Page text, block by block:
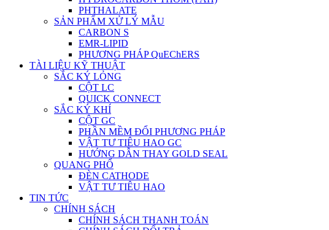
PHTHALATE
SẢN PHẨM XỬ LÝ MẪU
CARBON S
EMR-LIPID
PHƯƠNG PHÁP QuEChERS
TÀI LIỆU KỸ THUẬT
SẮC KÝ LỎNG
CỘT LC
QUICK CONNECT
SẮC KÝ KHÍ
CỘT GC
PHẦN MỀM ĐỔI PHƯƠNG PHÁP
VẬT TƯ TIÊU HAO GC
HƯỚNG DẪN THAY GOLD SEAL
QUANG PHỔ
ĐÈN CATHODE
VẬT TƯ TIÊU HAO
TIN TỨC
CHÍNH SÁCH
CHÍNH SÁCH THANH TOÁN